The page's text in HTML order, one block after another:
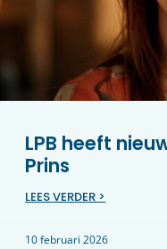
LPB heeft
Prins
LEES VERDER >
10 februari 2026